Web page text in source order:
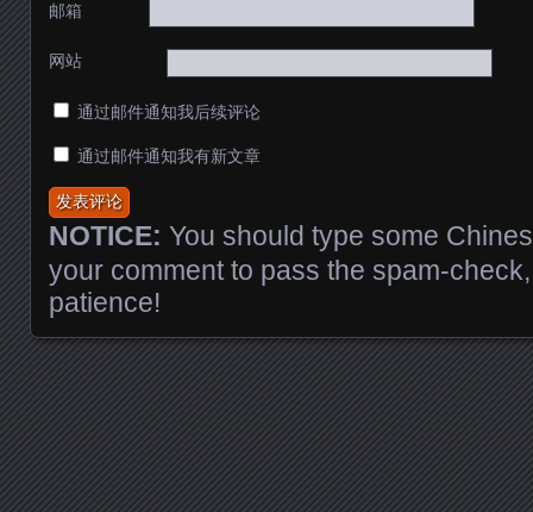
邮箱
网站
通过邮件通知我后续评论
通过邮件通知我有新文章
NOTICE: You should type some
your comment to pass the spam-
patience!